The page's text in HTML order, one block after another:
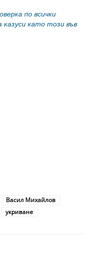
по всички
като този във
Васил Михайлов
укриване